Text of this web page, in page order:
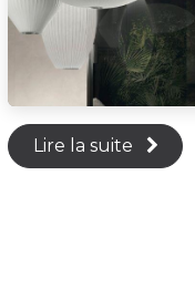
Lire la suite